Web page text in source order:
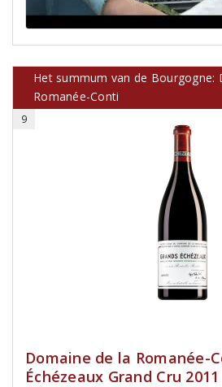
Het summum van de Bourgogne:
Romanée-Conti
9
Domaine de la Romanée-
Échézeaux Grand Cru 2011